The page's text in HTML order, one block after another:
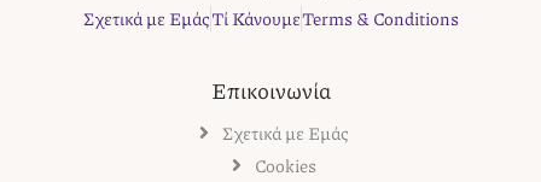
Σχετικά με ΕμάςΤί ΚάνουμεTerms & Conditions
Επικοινωνία
Σχετικά με Εμάς
Cookies